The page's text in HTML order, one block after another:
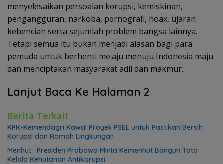
menyelesaikan persoalan korupsi, kemiskinan,
pengangguran, narkoba, pornografi, hoax, ujaran
kebencian serta sejumlah problem bangsa lainnya.
Tetapi semua itu bukan menjadi alasan bagi para
pemuda untuk berhenti melaju menuju Indonesia maju
dan menciptakan masyarakat adil dan makmur.
Lanjut Baca Ke Halaman 2
Berita Terkait
KPK-Kemendagri Kawal Proyek PSEL untuk Pastikan Bersih
Korupsi dan Ramah Lingkungan
Menhut : Presiden Prabowo Minta Kemenhut Bangun Tata
Kelola Kehutanan Antikorupsi